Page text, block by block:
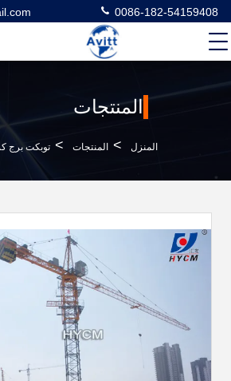
0086-182-54159408
المنتجات
المنزل > المنتجات > توبكت برج